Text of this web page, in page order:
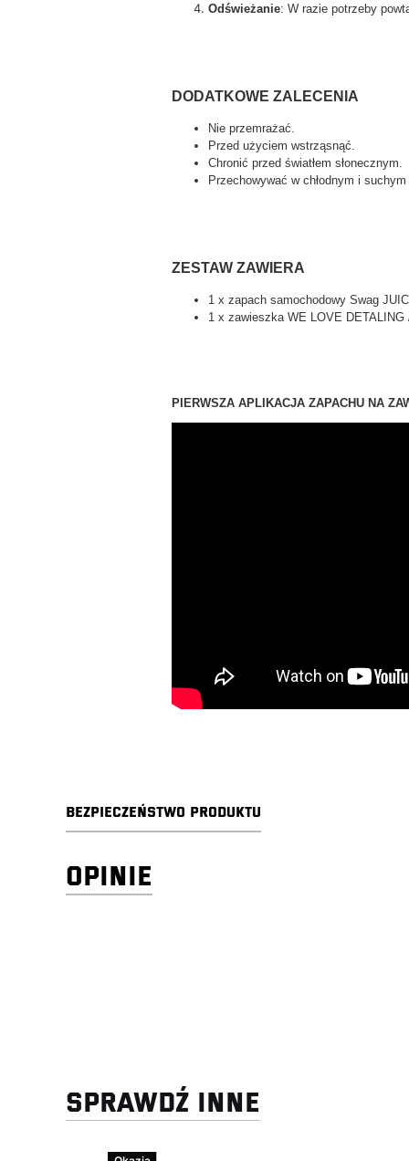
Odświeżanie: W razie potrzeby
DODATKOWE ZALECENIA
Nie przemrażać.
Przed użyciem wstrząsnąć.
Chronić przed światłem słonecznym.
Przechowywać w chłodnym i
ZESTAW ZAWIERA
1 x zapach samochodowy Swag
1 x zawieszka WE LOVE
PIERWSZA APLIKACJA ZAPACHU NA
BEZPIECZEŃSTWO PRODUKTU
OPINIE
SPRAWDŹ INNE